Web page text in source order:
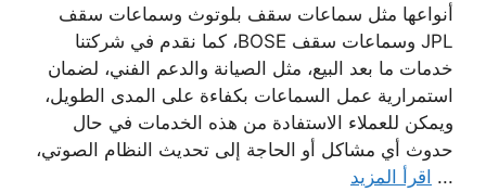
أنواعها مثل سماعات سقف بلوتوث وسماعات سقف
JPL وسماعات سقف BOSE، كما نقدم في شركتنا
خدمات ما بعد البيع، مثل الصيانة والدعم الفني، لضمان
استمرارية عمل السماعات بكفاءة على المدى الطويل،
ويمكن للعملاء الاستفادة من هذه الخدمات في حال
حدوث أي مشاكل أو الحاجة إلى تحديث النظام الصوتي،
... اقرأ المزيد